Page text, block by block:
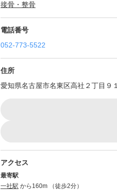
接骨・整骨
電話番号
052-773-5522
住所
愛知県名古屋市名東区高社２丁目９１
アクセス
最寄駅
一社駅 から160m （徒歩2分）